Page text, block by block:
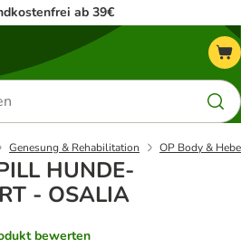
ab 39€
Genesung & Rehabilitation OP Body &
HUNDE-
- OSALIA
bewerten